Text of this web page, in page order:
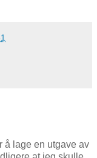
å lage en utgave av